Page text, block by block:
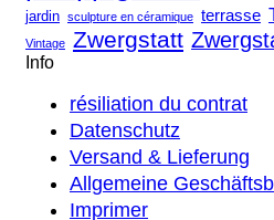
jardin sculpture en céramique terrasse
Vintage Zwergstatt
Info
résiliation du contrat
Datenschutz
Versand & Lieferung
Allgemeine
Imprimer